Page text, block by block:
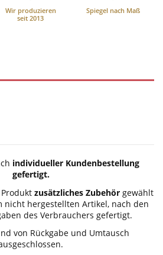
Wir produzieren
seit 2013
Spiegel nach Maß
individueller Kundenbestellung
gefertigt.
zusätzliches Zubehörgewählt
nicht hergestellten Artikel, nach den
des Verbrauchers gefertigt.
von Rückgabe und Umtausch